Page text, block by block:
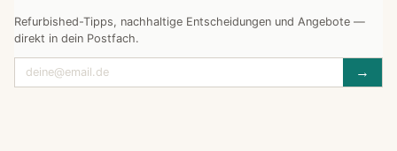
Refurbished-Tipps, nachhaltige Entscheidungen und Angebote —
direkt in dein Postfach.
→